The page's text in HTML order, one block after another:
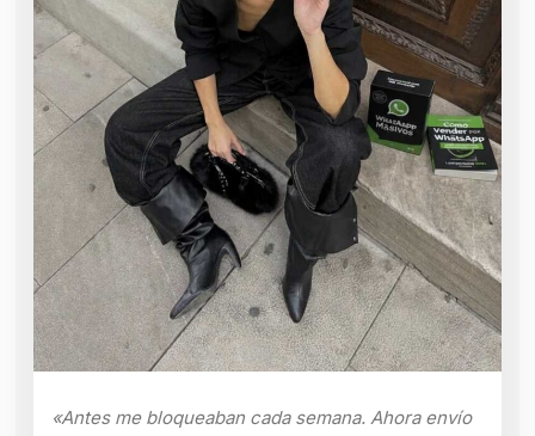
«Antes me bloqueaban cada semana. Ahora envío